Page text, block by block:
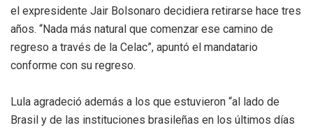
el expresidente Jair Bolsonaro decidiera retirarse hace tres
años. “Nada más natural que comenzar ese camino de
regreso a través de la Celac”, apuntó el mandatario
conforme con su regreso.
Lula agradeció además a los que estuvieron “al lado de
Brasil y de las instituciones brasileñas en los últimos días